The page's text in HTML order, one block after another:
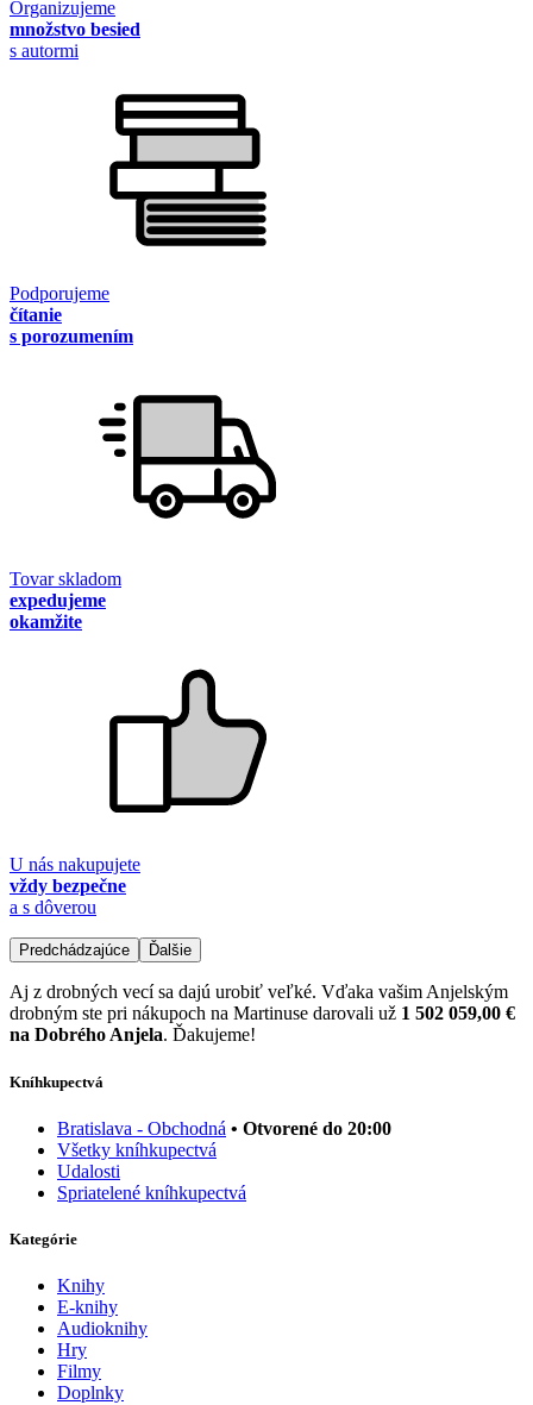
Organizujeme
množstvo besied
s autormi
Podporujeme
čítanie
s porozumením
Tovar skladom
expedujeme
okamžite
U nás nakupujete
vždy bezpečne
a s dôverou
Predchádzajúce Ďalšie
Aj z drobných vecí sa dajú urobiť veľké. Vďaka vašim Anjelským
drobným ste pri nákupoch na Martinuse darovali už 1 502 059,00 €
na Dobrého Anjela. Ďakujeme!
Kníhkupectvá
Bratislava - Obchodná • Otvorené do 20:00
Všetky kníhkupectvá
Udalosti
Spriatelené kníhkupectvá
Kategórie
Knihy
E-knihy
Audioknihy
Hry
Filmy
Doplnky